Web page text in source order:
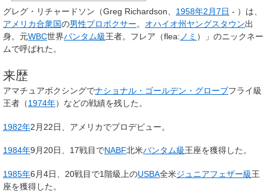
グレグ・リチャードソン （Greg Richardson 1958年2月7日 - ）は、
アメリカ合衆国の男性プロボクサー。 オハイオ州ヤングスタウン出
身。元WBC世界バンタム級王者。フレア（flea: ノミ ）」のニックネー
ムで呼ばれた。
来歴
アマチュアボクシングでナショナル・ゴールデン・グローブフライ級
王者（1974年）などの戦績を残した。
1982年2月22日、アメリカでプロデビュー。
1984年9月20日、17戦目でNABF北米バンタム級王座を獲得した。
1985年6月4日、20戦目で1階級上のUSBA全米ジュニアフェザー級王
座を獲得した。